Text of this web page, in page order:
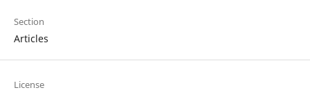
Section
Articles
License